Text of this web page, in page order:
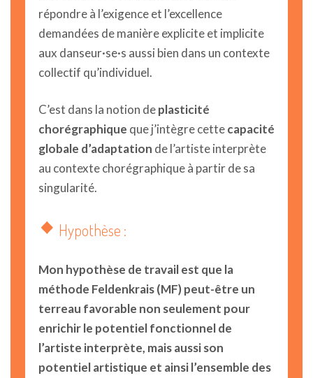
répondre à l’exigence et l’excellence
demandées de manière explicite et implicite
aux danseur·se·s aussi bien dans un contexte
collectif qu’individuel.
C’est dans la notion deplasticité
chorégraphique que j’intègre cettecapacité
globale d’adaptation de l’artiste interprète
au contexte chorégraphique à partir de sa
singularité.
Hypothèse :
Mon hypothèse de travail est que la
méthode Feldenkrais (MF) peut-être un
terreau favorable non seulement pour
enrichir le potentiel fonctionnel de
l’artiste interprète, mais aussi son
potentiel artistique et ainsi l’ensemble des